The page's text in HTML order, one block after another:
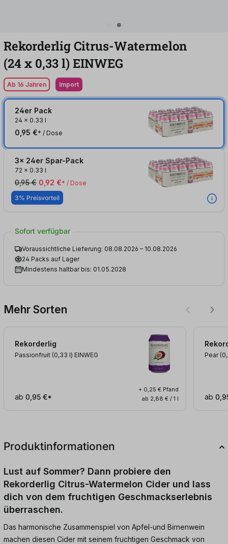
Rekorderlig Citrus-Watermelon
(24 x 0,33l)EINWEG
Ab 16 Jahren Import
24er Pack
24 x 0.33 l
0,95 €* / Dose
3x 24er Spar-Pack
72 x 0.33 l
0,95 € 0,92 €* / Dose
3% Preisvorteil
Sofort verfügbar
Voraussichtliche Lieferung: 08.08.2026 – 10.08.2026
24 Packs auf Lager
Mindestens haltbar bis: 01.05.2028
Mehr Sorten
Rekorderlig
Passionfruit (0,33 l) EINWEG
ab 0,95 €*
+ 0,25 € Pfand
ab 2,88 € / 1 l
Pear
ab
Produktinformationen
Lust auf Sommer? Dann probiere den
Rekorderlig Citrus-Watermelon Cider und lass
dich von dem fruchtigen Geschmackserlebnis
überraschen.
Das harmonische Zusammenspiel von Apfel-und Birnenwein
machen diesen Cider mit seinem fruchtigen Geschmack von